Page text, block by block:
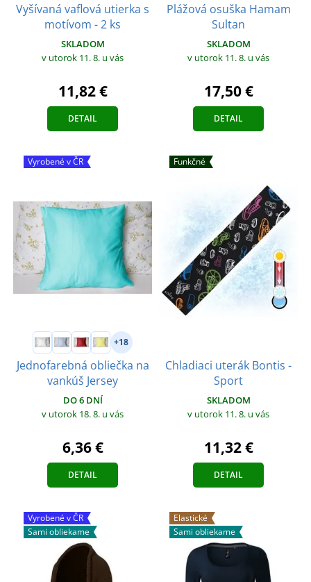
Vyšívaná vaflová utierka s
motívom - 2 ks
SKLADOM
v utorok 11. 8. u vás
11,82 €
DETAIL
Plážová osuška Hamam
Sultan
SKLADOM
v utorok 11. 8. u vás
17,50 €
DETAIL
Vyrobené v ČR
+18
Jednofarebná obliečka na
vankúš Jersey
DO 6 DNÍ
v utorok 18. 8. u vás
6,36 €
DETAIL
Funkčné
Chladiaci uterák Bontis -
Sport
SKLADOM
v utorok 11. 8. u vás
11,32 €
DETAIL
Vyrobené v ČR
Sami obliekame
Elastické
Sami obliekame